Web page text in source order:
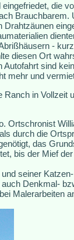
die
-
diesen Ort
sind
mehr und
in
Ortschronist
durch die
das
bis der Mief
seiner
Denkmal-
Malerarbeiten